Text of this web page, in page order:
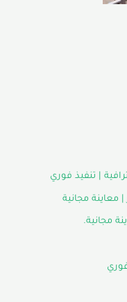
| تنفيذ فوري
معاينة مجانية